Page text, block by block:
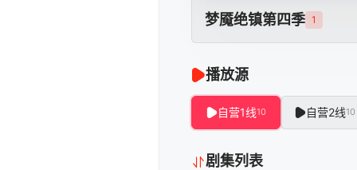
梦魇绝镇第四季 1
播放源
自营1线10 自营2线10
剧集列表